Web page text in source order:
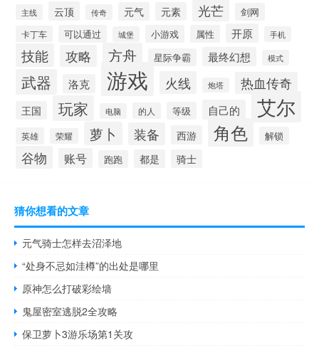
主线 云顶 传奇 元气 元素 光芒 剑网
卡丁车 可以通过 城堡 小游戏 属性 开原 手机
技能 攻略 方舟 星际争霸 最终幻想 模式
武器 洛克 游戏 火线 炮塔 热血传奇
王国 玩家 电脑 的人 等级 自己的 艾尔
英雄 荣耀 萝卜 装备 西游 角色 解锁
谷物 账号 跑跑 都是 骑士
猜你想看的文章
元气骑士怎样去沼泽地
“处身不忌如洼樽”的出处是哪里
原神怎么打破彩绘墙
鬼屋密室逃脱2全攻略
保卫萝卜3游乐场第1关攻